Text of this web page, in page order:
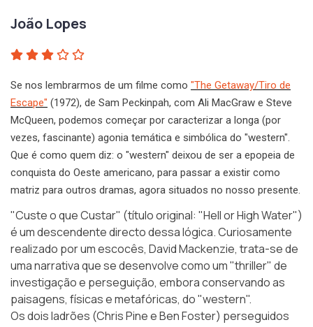
João Lopes
Se nos lembrarmos de um filme como "The Getaway/Tiro de
Escape" (1972), de Sam Peckinpah, com Ali MacGraw e Steve
McQueen, podemos começar por caracterizar a longa (por
vezes, fascinante) agonia temática e simbólica do "western".
Que é como quem diz: o "western" deixou de ser a epopeia de
conquista do Oeste americano, para passar a existir como
matriz para outros dramas, agora situados no nosso presente.
"Custe o que Custar" (título original: "Hell or High Water")
é um descendente directo dessa lógica. Curiosamente
realizado por um escocês, David Mackenzie, trata-se de
uma narrativa que se desenvolve como um "thriller" de
investigação e perseguição, embora conservando as
paisagens, físicas e metafóricas, do "western".
Os dois ladrões (Chris Pine e Ben Foster) perseguidos